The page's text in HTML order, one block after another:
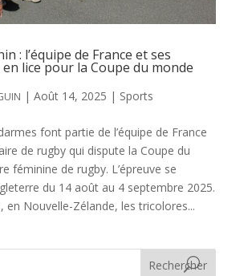
: l’équipe de France et ses
lice pour la Coupe du monde
| Août 14, 2025 | Sports
font partie de l’équipe de France
de rugby qui dispute la Coupe du
féminine de rugby. L’épreuve se
du 14 août au 4 septembre 2025.
en Nouvelle-Zélande, les tricolores...
Rechercher